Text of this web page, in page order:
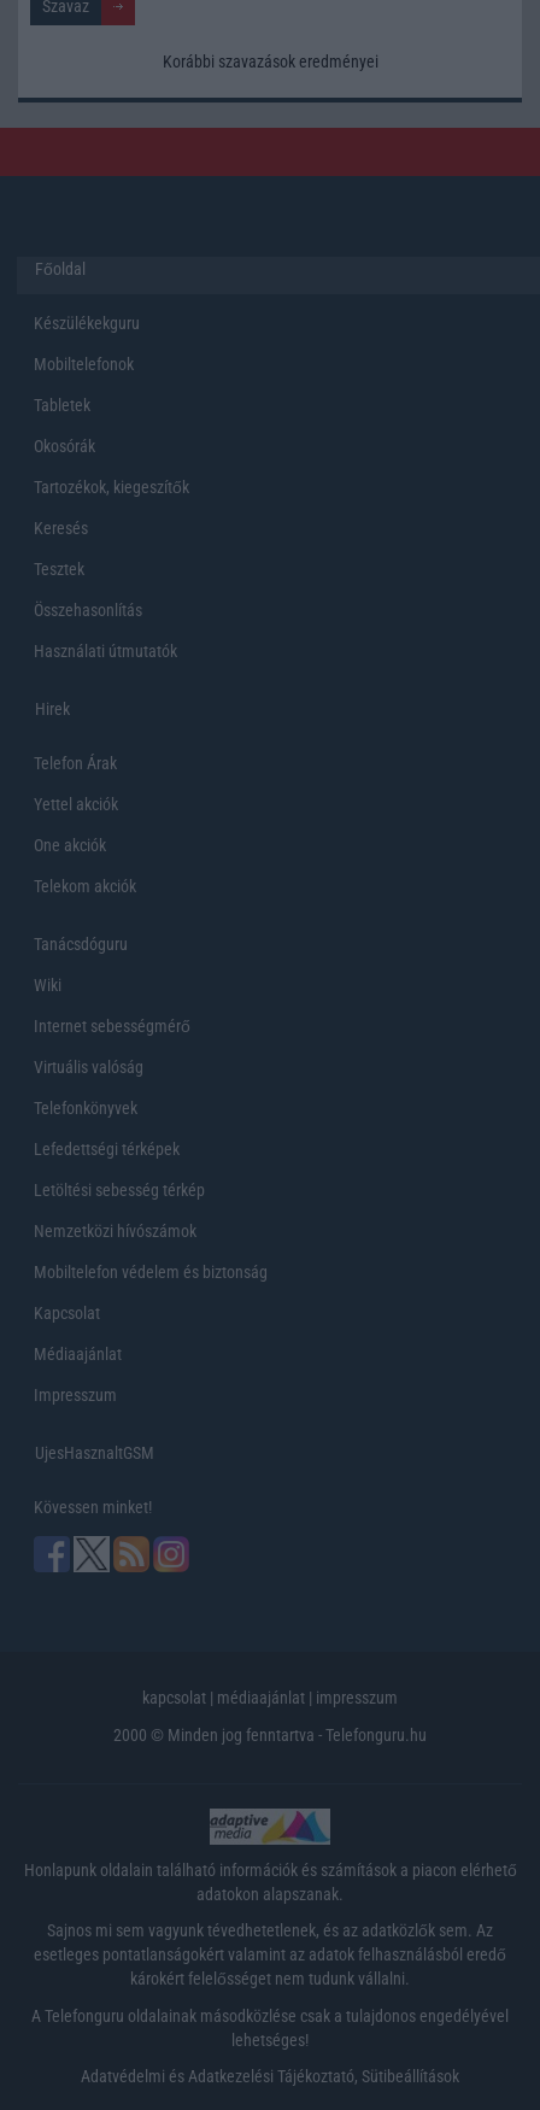
Korábbi szavazások eredményei
Főoldal
Készülékekguru
Mobiltelefonok
Tabletek
Okosórák
Tartozékok, kiegeszítők
Keresés
Tesztek
Összehasonlítás
Használati útmutatók
Hirek
Telefon Árak
Yettel akciók
One akciók
Telekom akciók
Tanácsdóguru
Wiki
Internet sebességmérő
Virtuális valóság
Telefonkönyvek
Lefedettségi térképek
Letöltési sebesség térkép
Nemzetközi hívószámok
Mobiltelefon védelem és biztonság
Kapcsolat
Médiaajánlat
Impresszum
UjesHasznaltGSM
Kövessen minket!
kapcsolat | médiaajánlat | impresszum
2000 © Minden jog fenntartva - Telefonguru.hu
Honlapunk oldalain található információk és számítások a piacon elérhető
adatokon alapszanak.
Sajnos mi sem vagyunk tévedhetetlenek, és az adatközlők sem. Az
esetleges pontatlanságokért valamint az adatok felhasználásból eredő
károkért felelősséget nem tudunk vállalni.
A Telefonguru oldalainak másodközlése csak a tulajdonos engedélyével
lehetséges!
Adatvédelmi és Adatkezelési Tájékoztató, Sütibeállítások